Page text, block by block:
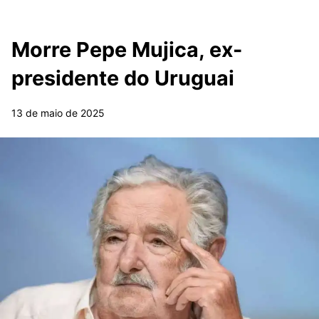
Morre Pepe Mujica, ex-
presidente do Uruguai
13 de maio de 2025